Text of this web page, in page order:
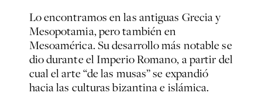
Lo encontramos en las antiguas Grecia y
Mesopotamia, pero también en
Mesoamérica. Su desarrollo más notable se
dio durante el Imperio Romano, a partir del
cual el arte “de las musas” se expandió
hacia las culturas bizantina e islámica.